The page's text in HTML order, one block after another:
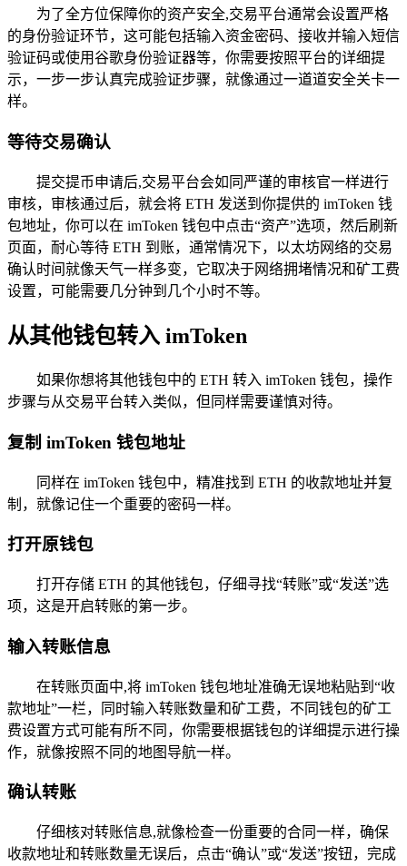
为了全方位保障你的资产安全,交易平台通常会设置严格
的身份验证环节，这可能包括输入资金密码、接收并输入短信
验证码或使用谷歌身份验证器等，你需要按照平台的详细提
示，一步一步认真完成验证步骤，就像通过一道道安全关卡一
样。
等待交易确认
提交提币申请后,交易平台会如同严谨的审核官一样进行
审核，审核通过后，就会将 ETH 发送到你提供的 imToken 钱
包地址，你可以在 imToken 钱包中点击“资产”选项，然后刷新
页面，耐心等待 ETH 到账，通常情况下，以太坊网络的交易
确认时间就像天气一样多变，它取决于网络拥堵情况和矿工费
设置，可能需要几分钟到几个小时不等。
从其他钱包转入 imToken
如果你想将其他钱包中的 ETH 转入 imToken 钱包，操作
步骤与从交易平台转入类似，但同样需要谨慎对待。
复制 imToken 钱包地址
同样在 imToken 钱包中，精准找到 ETH 的收款地址并复
制，就像记住一个重要的密码一样。
打开原钱包
打开存储 ETH 的其他钱包，仔细寻找“转账”或“发送”选
项，这是开启转账的第一步。
输入转账信息
在转账页面中,将 imToken 钱包地址准确无误地粘贴到“收
款地址”一栏，同时输入转账数量和矿工费，不同钱包的矿工
费设置方式可能有所不同，你需要根据钱包的详细提示进行操
作，就像按照不同的地图导航一样。
确认转账
仔细核对转账信息,就像检查一份重要的合同一样，确保
收款地址和转账数量无误后，点击“确认”或“发送”按钮，完成